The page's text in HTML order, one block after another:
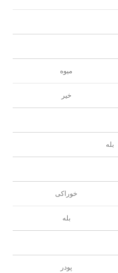
میوه
خیر
بله
خوراکی
بله
پودر